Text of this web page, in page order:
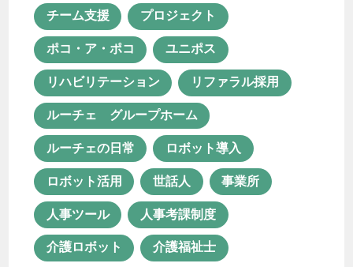
介護ロボット 介護福祉士
仕事の醍醐味 余暇活動
保育士資格が活かせる職業
保育所等訪問支援 働き方改革
働き甲斐 児童発達支援
児童発達支援・放課後等デイサービス
児童発達支援管理責任者
共同生活援助 医療×福祉
チーム支援 プロジェクト
ポコ・ア・ポコ ユニポス
リハビリテーション リファラル採用
ルーチェ グループホーム
ルーチェの日常 ロボット導入
ロボット活用 世話人 事業所
人事ツール 人事考課制度
介護ロボット 介護福祉士